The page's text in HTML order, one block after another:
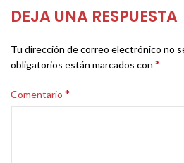
DEJA UNA RESPUESTA
Tu dirección de correo electrónico no
obligatorios están marcados con *
Comentario *